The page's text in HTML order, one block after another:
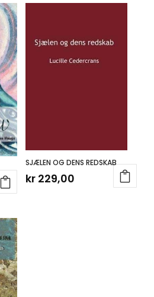
SJÆLEN OG DENS REDSKAB
kr 229,00